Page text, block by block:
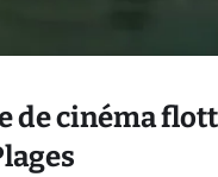
de cinéma